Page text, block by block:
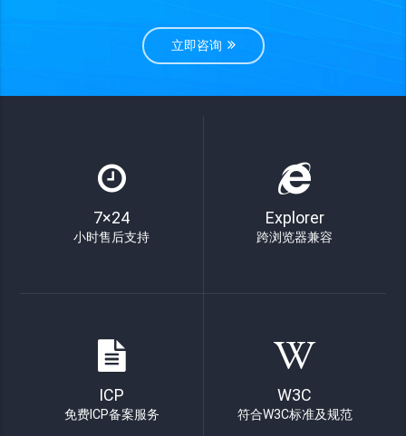
立即咨询
7×24
小时售后支持
Explorer
跨浏览器兼容
ICP
免费ICP备案服务
W3C
符合W3C标准及规范